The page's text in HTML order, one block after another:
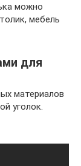
можно
мебель
для
материалов
уголок.